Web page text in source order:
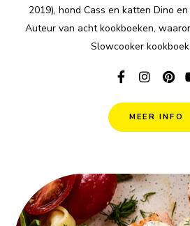
2019), hond Cass en katten Dino
Auteur van acht kookboeken,
Slowcooker
MEER INFO